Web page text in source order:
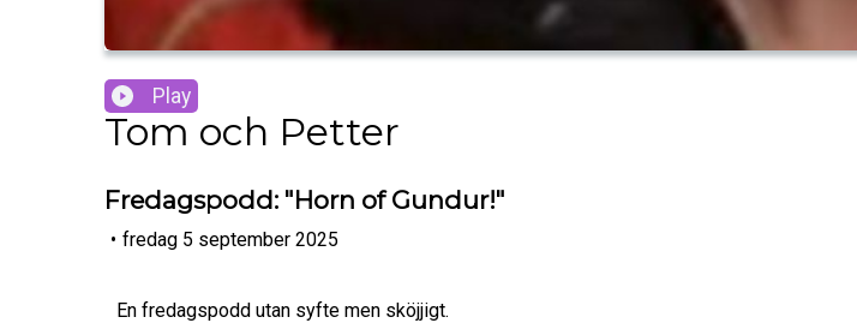
Play
Tom och Petter
Fredagspodd: "Horn of Gundur!"
• fredag 5 september 2025
En fredagspodd utan syfte men sköjjigt.